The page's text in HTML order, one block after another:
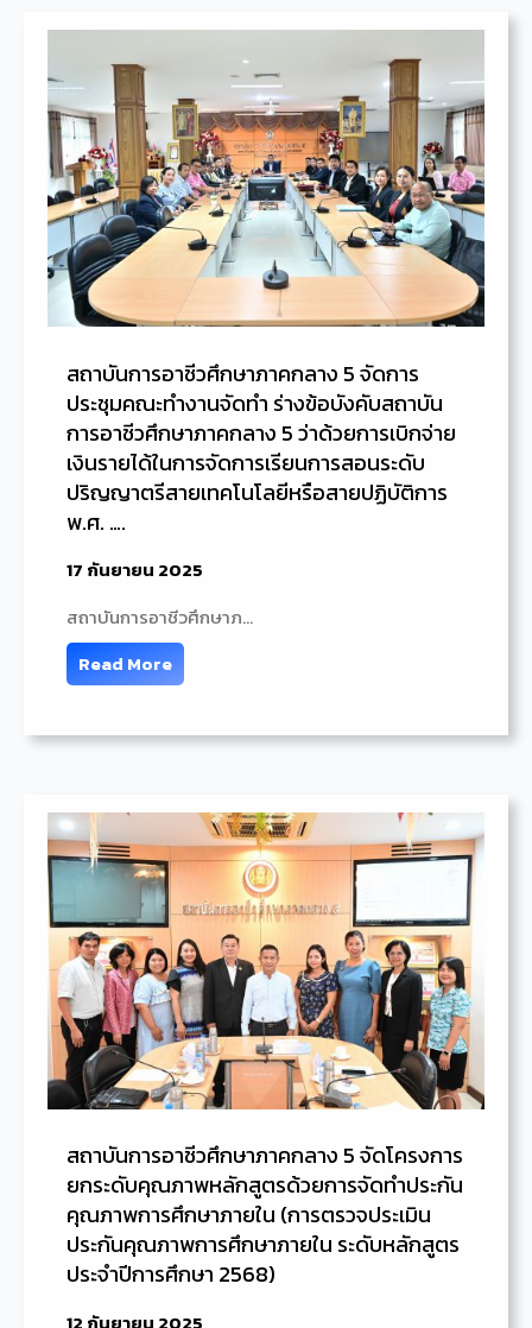
สถาบันการอาชีวศึกษาภาคกลาง 5 จัดการ
ประชุมคณะทำงานจัดทำ ร่างข้อบังคับสถาบัน
การอาชีวศึกษาภาคกลาง 5 ว่าด้วยการเบิกจ่าย
เงินรายได้ในการจัดการเรียนการสอนระดับ
ปริญญาตรีสายเทคโนโลยีหรือสายปฏิบัติการ
พ.ศ. ….
17 กันยายน 2025
สถาบันการอาชีวศึกษาภ…
Read More
สถาบันการอาชีวศึกษาภาคกลาง 5 จัดโครงการ
ยกระดับคุณภาพหลักสูตรด้วยการจัดทำประกัน
คุณภาพการศึกษาภายใน (การตรวจประเมิน
ประกันคุณภาพการศึกษาภายใน ระดับหลักสูตร
ประจำปีการศึกษา 2568)